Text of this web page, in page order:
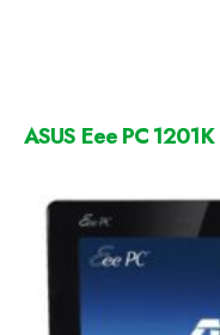
ASUS Eee PC 1201K